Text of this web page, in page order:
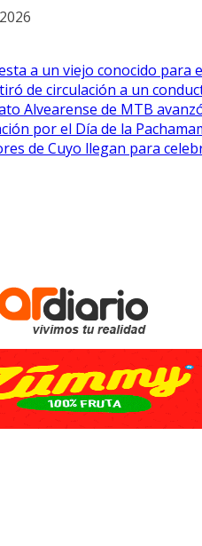
a un viejo conocido para
de circulación a un
Alvearense de MTB
por el Día de la
de Cuyo llegan para